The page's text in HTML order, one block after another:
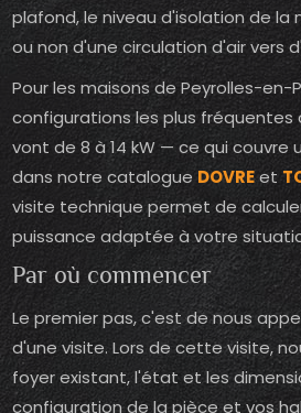
plafond, le niveau d'isolation de la
ou non d'une circulation d'air vers
Pour les maisons de Peyrolles-en-
configurations les plus fréquentes
vont de 8 à 14 kW — ce qui couvre
dans notre catalogue DOVREet
visite technique permet de
puissance adaptée à votre
Par où commencer
Le premier pas, c'est de nous
d'une visite. Lors de cette visite,
foyer existant, l'état et les
configuration de la pièce et vos